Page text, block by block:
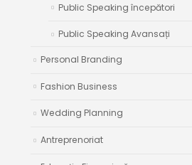
Public Speaking începători
Public Speaking Avansați
Personal Branding
Fashion Business
Wedding Planning
Antreprenoriat